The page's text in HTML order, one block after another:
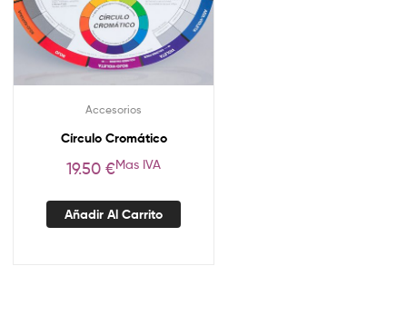
Accesorios
Círculo Cromático
19.50 €Mas IVA
Añadir Al Carrito